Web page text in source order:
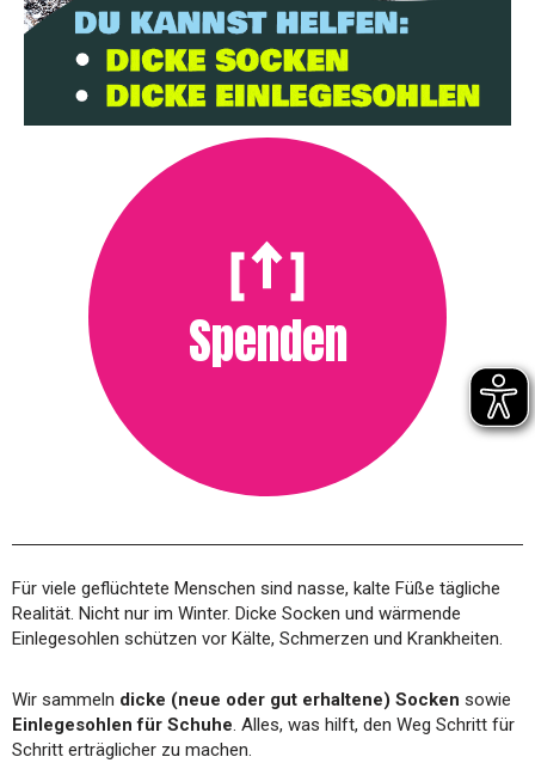
Spenden
Für viele geflüchtete Menschen sind nasse, kalte Füße tägliche
Realität. Nicht nur im Winter. Dicke Socken und wärmende
Einlegesohlen schützen vor Kälte, Schmerzen und Krankheiten.
Wir sammeln dicke (neue oder gut erhaltene) Socken sowie
Einlegesohlen für Schuhe. Alles, was hilft, den Weg Schritt für
Schritt erträglicher zu machen.